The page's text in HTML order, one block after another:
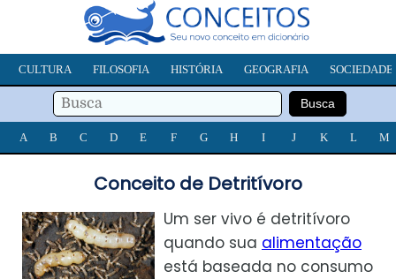
CULTURA FILOSOFIA HISTÓRIA GEOGRAFIA SOCIEDADE
A B C D E F G H I J K L M
Conceito de Detritívoro
Um ser vivo é detritívoro
quando sua alimentação
está baseada no consumo